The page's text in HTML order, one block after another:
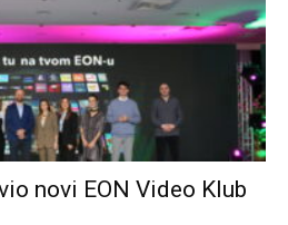
novi EON Video Klub